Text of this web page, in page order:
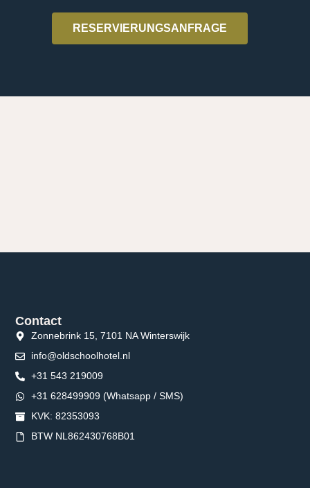
RESERVIERUNGSANFRAGE
Contact
Zonnebrink 15, 7101 NA Winterswijk
info@oldschoolhotel.nl
+31 543 219009
+31 628499909 (Whatsapp / SMS)
KVK: 82353093
BTW NL862430768B01